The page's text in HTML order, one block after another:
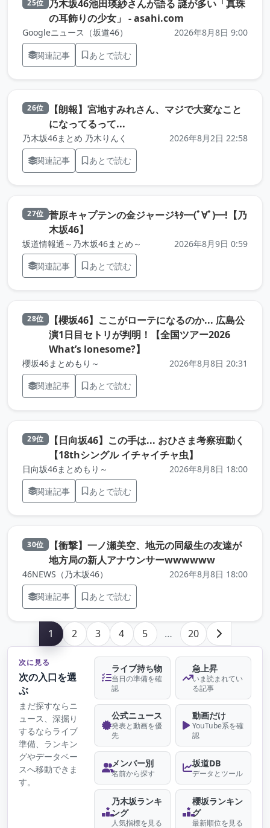
25位 乃木坂46池田瑛紗さんが語る 謎が多い「真珠
の耳飾りの少女」 - asahi.com
Googleニュース（坂道46）
2026年8月8日 9:00
関連記事
あとで読む
26位
【朗報】宮地すみれさん、マジで大変なこと
になってるって...
乃木坂46まとめ 乃木りんく
2026年8月2日 22:58
関連記事
あとで読む
27位 菅原キャプテンの金ジャージｷﾀ━(ﾟ∀ﾟ)━!【乃
木坂46】
坂道情報通～乃木坂46まとめ～
2026年8月9日 0:59
関連記事
あとで読む
28位
【櫻坂46】ここがローテになるのか... 広島公
演1日目セトリが判明！【全国ツアー2026
What’s lonesome?】
櫻坂46まとめもり～
2026年8月8日 20:31
関連記事
あとで読む
29位
【日向坂46】この手は... おひさま考察班動く
【18thシングル イチャイチャ虫】
日向坂46まとめもり～
2026年8月8日 18:00
関連記事
あとで読む
30位
【衝撃】一ノ瀬美空、地元の同級生の友達が
地方局の新人アナウンサーwwwwww（元記事を
46NEWS（乃木坂46）
2026年8月8日 18:00
関連記事
あとで読む
1 2 3 4 5 … 20
次に見る
次の入口を選
ぶ
まだ探すならニ
ュース、深掘り
するならライブ
準備、ランキン
グやデータベー
スへ移動できま
す。
ライブ持ち物
当日の準備を確
認
急上昇
いま読まれてい
る記事
公式ニュース
発表と動画を優
先
動画だけ
YouTube系を確
認
メンバー別
名前から探す
坂道DB
データとツール
乃木坂ランキ
ング
人気指標を見る
櫻坂ランキン
グ
最新順位を見る